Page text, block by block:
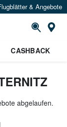
& Angebote
CASHBACK
abgelaufen.